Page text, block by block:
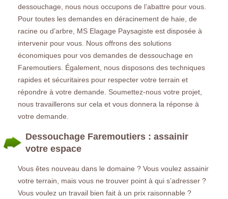
dessouchage, nous nous occupons de l’abattre pour vous.
Pour toutes les demandes en déracinement de haie, de
racine ou d’arbre, MS Elagage Paysagiste est disposée à
intervenir pour vous. Nous offrons des solutions
économiques pour vos demandes de dessouchage en
Faremoutiers. Également, nous disposons des techniques
rapides et sécuritaires pour respecter votre terrain et
répondre à votre demande. Soumettez-nous votre projet,
nous travaillerons sur cela et vous donnera la réponse à
votre demande.
Dessouchage Faremoutiers : assainir
votre espace
Vous êtes nouveau dans le domaine ? Vous voulez assainir
votre terrain, mais vous ne trouver point à qui s’adresser ?
Vous voulez un travail bien fait à un prix raisonnable ?